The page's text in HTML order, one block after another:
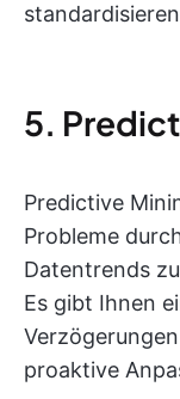
5.
Predictive
Probleme
Datentrends
Es gibt Ihnen
proaktive